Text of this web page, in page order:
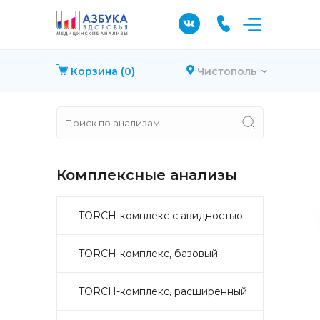
Корзина (0) Чистополь
Комплексные анализы
TORCH-комплекс с авидностью
TORCH-комплекс, базовый
TORCH-комплекс, расширенный